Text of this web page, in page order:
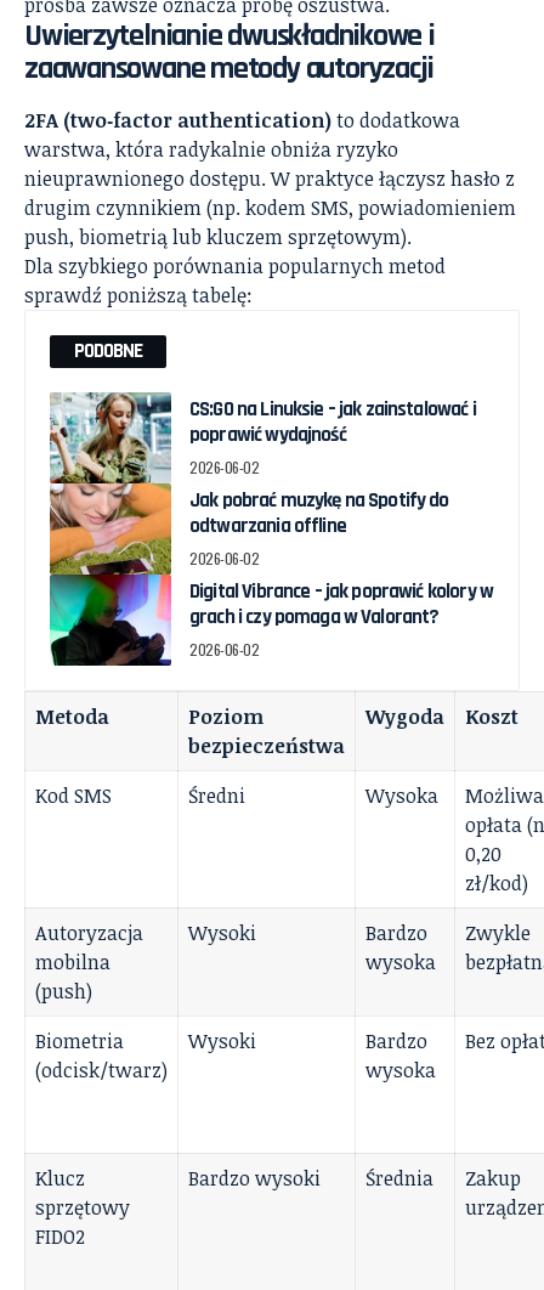
Uwierzytelnianie dwuskładnikowe i
zaawansowane metody autoryzacji
2FA (two‑factor authentication)to dodatkowa
warstwa, która radykalnie obniża ryzyko
nieuprawnionego dostępu. W praktyce łączysz hasło z
drugim czynnikiem (np. kodem SMS, powiadomieniem
push, biometrią lub kluczem sprzętowym).
Dla szybkiego porównania popularnych metod
sprawdź poniższą tabelę:
PODOBNE
CS:GO na Linuksie – jak zainstalować i
poprawić wydajność
2026-06-02
Jak pobrać muzykę na Spotify do
odtwarzania offline
2026-06-02
Digital Vibrance – jak poprawić kolory w
grach i czy pomaga w Valorant?
2026-06-02
Metoda
Poziom
bezpieczeństwa
Wygoda Koszt
Kod SMS Średni Wysoka
Możliwa
opłata
0,20
zł/kod)
Autoryzacja
mobilna
(push)
Wysoki
Bardzo
wysoka
Zwykle
Biometria
(odcisk/twarz)
Wysoki
Bardzo
wysoka
Bez
Klucz
sprzętowy
FIDO2
Bardzo wysoki Średnia
Zakup